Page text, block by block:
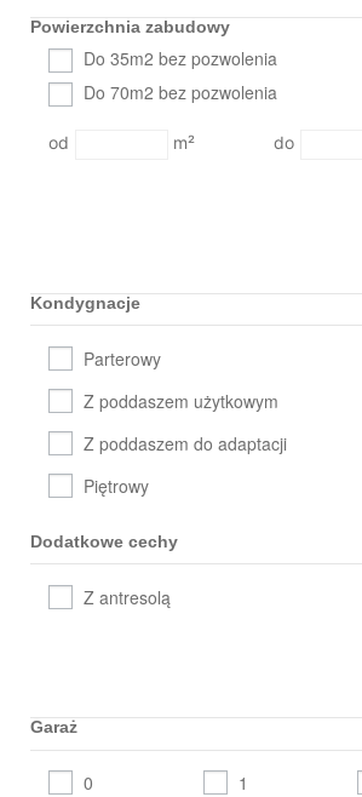
Powierzchnia zabudowy
Do 35m2 bez pozwolenia
Do 70m2 bez pozwolenia
m²
Kondygnacje
Parterowy
Piętrowy
Z poddaszem do adaptacji
Z poddaszem użytkowym
Dodatkowe cechy
Z antresolą
Garaż
0 1